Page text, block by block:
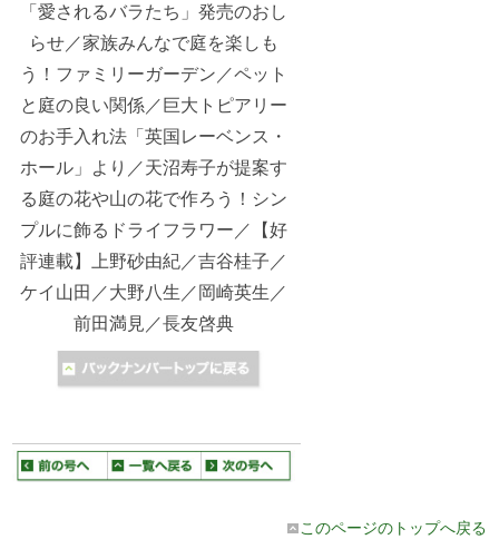
「愛されるバラたち」発売のおし
らせ／家族みんなで庭を楽しも
う！ファミリーガーデン／ペット
と庭の良い関係／巨大トピアリー
のお手入れ法「英国レーベンス・
ホール」より／天沼寿子が提案す
る庭の花や山の花で作ろう！シン
プルに飾るドライフラワー／【好
評連載】上野砂由紀／吉谷桂子／
ケイ山田／大野八生／岡崎英生／
前田満見／長友啓典
このページのトップへ戻る